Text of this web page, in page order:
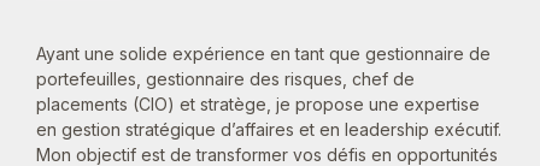
Ayant une solide expérience en tant que gestionnaire de
portefeuilles, gestionnaire des risques, chef de
placements (CIO) et stratège, je propose une expertise
en gestion stratégique d’affaires et en leadership exécutif.
Mon objectif est de transformer vos défis en opportunités